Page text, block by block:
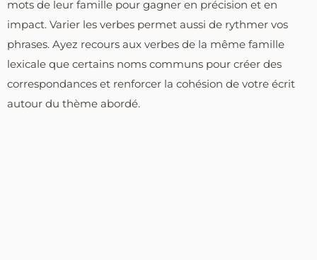
mots de leur famille pour gagner en précision et en
impact. Varier les verbes permet aussi de rythmer vos
phrases. Ayez recours aux verbes de la même famille
lexicale que certains noms communs pour créer des
correspondances et renforcer la cohésion de votre écrit
autour du thème abordé.